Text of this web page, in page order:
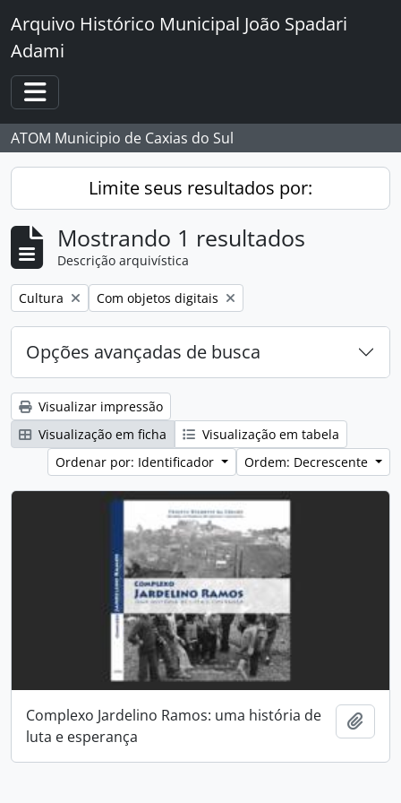
Skip to main content
Arquivo Histórico Municipal João Spadari
Adami
Toggle navigation
ATOM Municipio de Caxias do Sul
Limite seus resultados por:
Mostrando 1 resultados
Descrição arquivística
Remover filtro:
Cultura Remover filtro:
Com objetos digitais
Opções avançadas de busca
Visualizar impressão
Visualização em ficha
Visualização em tabela
Ordenar por: Identificador
Ordem: Decrescente
Complexo Jardelino Ramos: uma história de
luta e esperança